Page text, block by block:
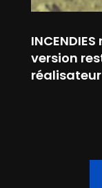
version